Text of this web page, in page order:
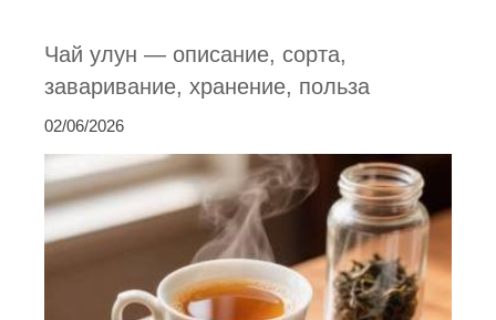
Чай улун — описание, сорта,
заваривание, хранение, польза
02/06/2026